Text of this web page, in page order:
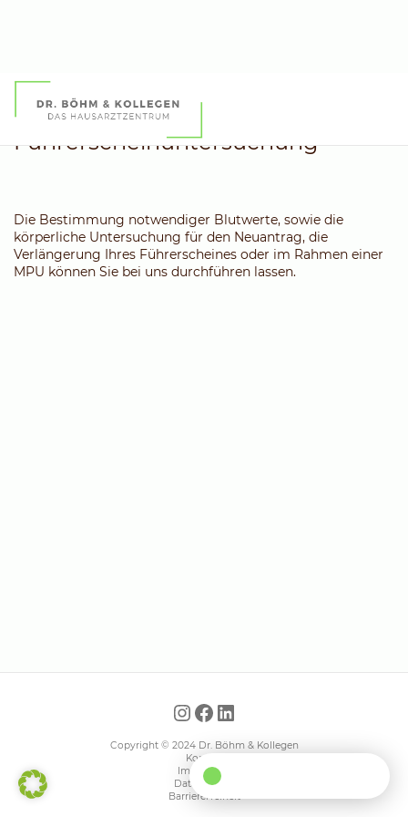
Führerscheinuntersuchung
Die Bestimmung notwendiger Blutwerte, sowie die
körperliche Untersuchung für den Neuantrag, die
Verlängerung Ihres Führerscheines oder im Rahmen einer
MPU können Sie bei uns durchführen lassen.
Copyright © 2024 Dr. Böhm & Kollegen
Kontakt
Impressum
Datenschutz
Barrierefreiheit
Instagram
Facebook
LinkedIn